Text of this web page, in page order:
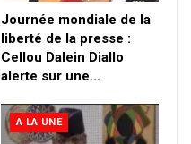
Journée mondiale de la
liberté de la presse :
Cellou Dalein Diallo
alerte sur une…
A LA UNE